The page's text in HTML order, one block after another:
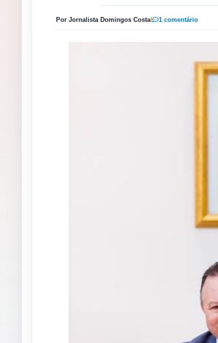
Por Jornalista Domingos Costa/ 1 comentário